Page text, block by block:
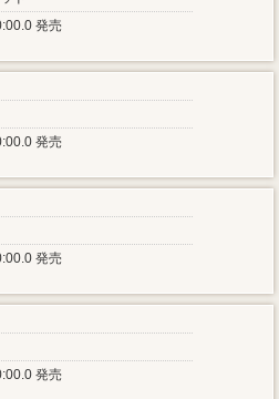
発売
発売
発売
発売